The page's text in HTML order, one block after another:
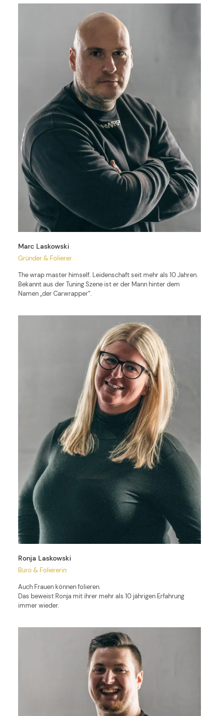
Marc Laskowski
Gründer & Folierer
The wrap master himself. Leidenschaft seit mehr als 10 Jahren.
Bekannt aus der Tuning Szene ist er der Mann hinter dem
Namen „der Carwrapper“.
Ronja Laskowski
Büro & Foliererin
Auch Frauen können folieren.
Das beweist Ronja mit ihrer mehr als 10 jährigen Erfahrung
immer wieder.